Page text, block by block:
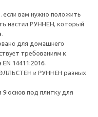
вам нужно положить
настил РУННЕН, который
для домашнего
требованиям к
14411:2016.
и РУННЕН разных
основ под плитку для